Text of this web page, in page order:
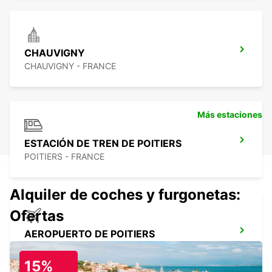
CHAUVIGNY
CHAUVIGNY - FRANCE
ESTACIÓN DE TREN DE POITIERS
POITIERS - FRANCE
AEROPUERTO DE POITIERS
POITIERS - FRANCE
Más estaciones
Alquiler de coches y furgonetas:
Ofertas
15%